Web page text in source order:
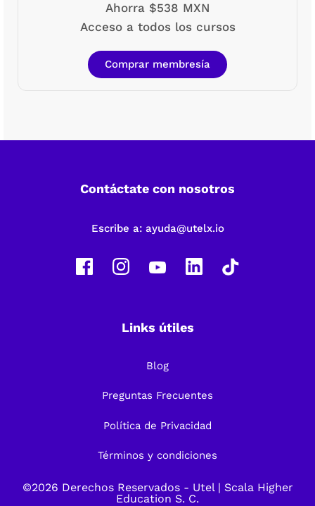
Ahorra $538 MXN
Acceso a todos los cursos
Comprar membresía
Contáctate con nosotros
Escribe a: ayuda@utelx.io
Links útiles
Blog
Preguntas Frecuentes
Política de Privacidad
Términos y condiciones
©2026 Derechos Reservados - Utel| Scala Higher
Education S. C.